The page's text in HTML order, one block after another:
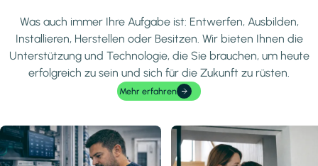
Was auch immer Ihre Aufgabe ist: Entwerfen, Ausbilden,
Installieren, Herstellen oder Besitzen. Wir bieten Ihnen die
Unterstützung und Technologie, die Sie brauchen, um heute
erfolgreich zu sein und sich für die Zukunft zu rüsten.
Mehr erfahren